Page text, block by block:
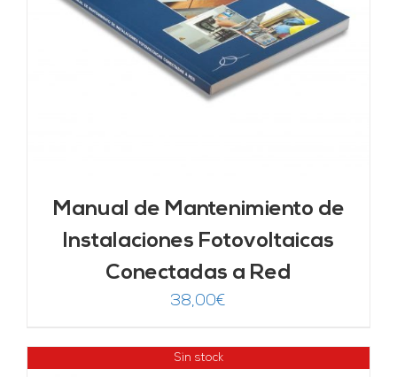
Manual de Mantenimiento de
Instalaciones Fotovoltaicas
Conectadas a Red
38,00€
Sin stock